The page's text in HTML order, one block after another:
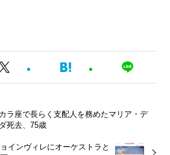
ラ座で長らく支配人を務めたマリア・デ
死去、75歳
インヴィレにオーケストラと